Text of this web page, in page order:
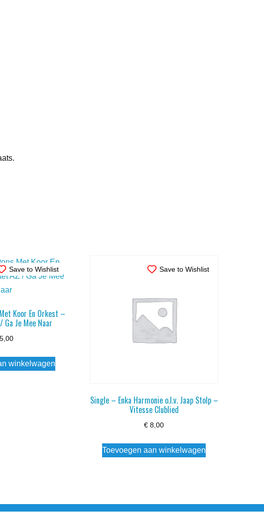
Save to Wishlist
Koor En Orkest –
Je Mee Naar
winkelwagen
Save to Wishlist
Single – Enka Harmonie o.l.v. Jaap Stolp –
Vitesse Clublied
€ 8,00
Toevoegen aan winkelwagen